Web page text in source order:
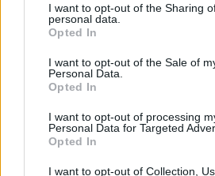
not limited to your visit or usage
grant or deny consent to Google and
use your data for below specified
consent section.
I want to opt-out of the Sharing
personal data.
Opted In
I want to opt-out of the Sale of
Personal Data.
Opted In
I want to opt-out of processing
Personal Data for Targeted
Opted In
I want to opt-out of Collection,
ALTRI SPORT